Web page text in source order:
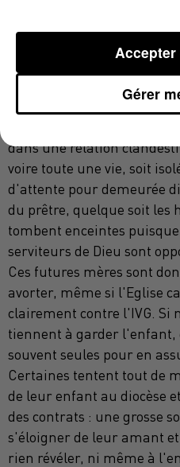
SEULEMENT...
La mission principale de
d'offrir une écoute
dans une relation
voire toute une vie, soit
d'attente pour demeurée
du prêtre, quelque soit les
tombent enceintes
serviteurs de Dieu sont
Ces futures mères sont
avorter, même si l'Eglise
clairement contre l'IVG. Si
tiennent à garder l'enfant,
souvent seules pour en
Certaines tentent tout de
de leur enfant au diocèse
des contrats : une grosse
s'éloigner de leur amant
rien révéler, ni même à
Gérer
Accepter